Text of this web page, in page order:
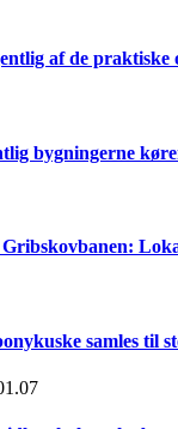
af de
bygningerne
samles til